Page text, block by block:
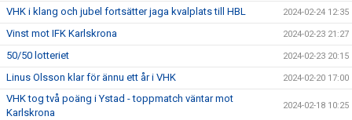
VHK i klang och jubel fortsätter jaga kvalplats till HBL 2024-02-24 12:35
Vinst mot IFK Karlskrona 2024-02-23 21:27
50/50 lotteriet 2024-02-23 20:15
Linus Olsson klar för ännu ett år i VHK 2024-02-20 17:00
VHK tog två poäng i Ystad - toppmatch väntar mot
Karlskrona
2024-02-18 10:25